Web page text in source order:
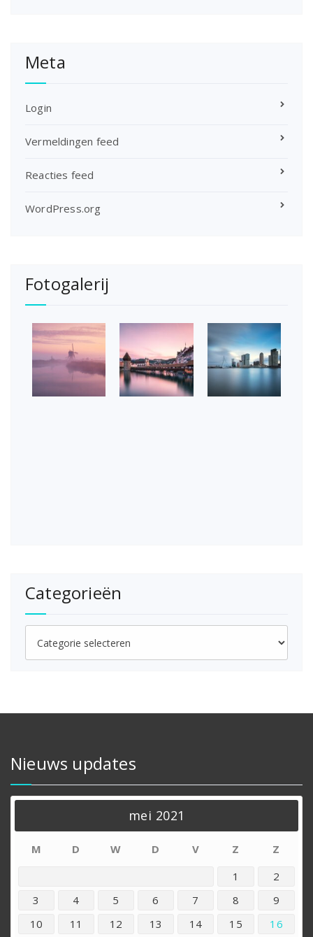
Meta
Login
Vermeldingen feed
Reacties feed
WordPress.org
Fotogalerij
Categorieën
Nieuws updates
mei 2021
M D W D V Z
Z
1
2
3
4 5 6 7 8
9
10
11 12 13 14 15 16